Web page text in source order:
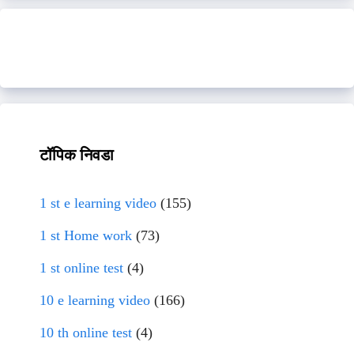
टॉपिक निवडा
1 st e learning video (155)
1 st Home work (73)
1 st online test (4)
10 e learning video (166)
10 th online test (4)